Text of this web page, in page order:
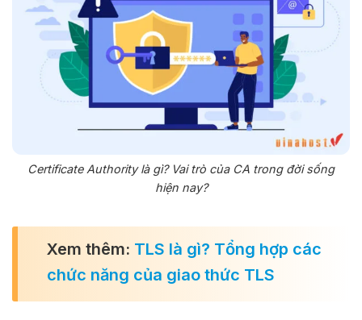
Certificate Authority là gì? Vai trò của CA trong đời sống
hiện nay?
Xem thêm: TLS là gì? Tổng hợp các
chức năng của giao thức TLS